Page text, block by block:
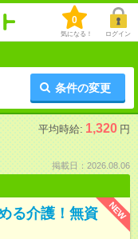
0
気になる！ ログイン
条件の変更
平均時給: 1,320 円
掲載日：2026.08.06
NEW
る介護！無資